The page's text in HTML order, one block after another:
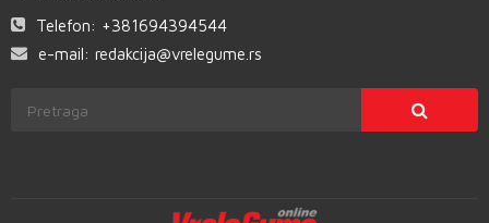
Telefon: +381694394544
e-mail: redakcija@vrelegume.rs